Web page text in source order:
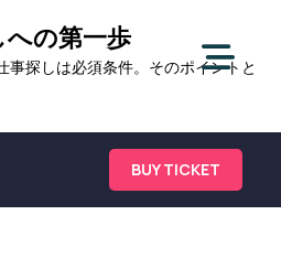
の第一歩
事探しは必須条件。そのポイントと
BUY TICKET